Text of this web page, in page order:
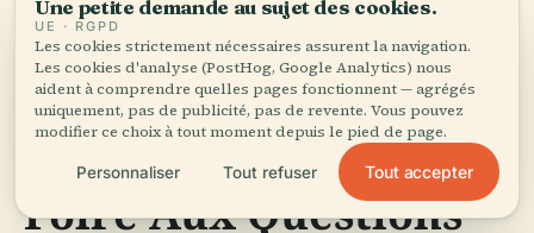
l'avance.
Foire Aux Questions
Une petite demande au sujet des cookies.
UE · RGPD
Les cookies strictement nécessaires assurent la navigation.
Les cookies d'analyse (PostHog, Google Analytics) nous
aident à comprendre quelles pages fonctionnent — agrégés
uniquement, pas de publicité, pas de revente. Vous pouvez
modifier ce choix à tout moment depuis le pied de page.
Personnaliser Tout refuser Tout accepter